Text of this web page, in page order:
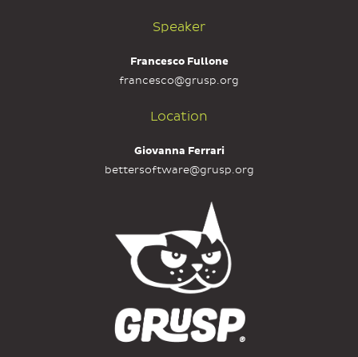
Speaker
Francesco Fullone
francesco@grusp.org
Location
Giovanna Ferrari
bettersoftware@grusp.org